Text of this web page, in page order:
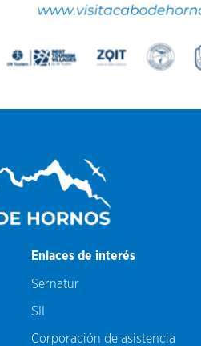
Enlaces de interés
Sernatur
SII
Corporación de asistencia